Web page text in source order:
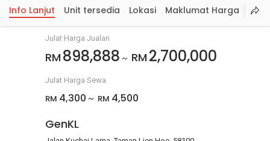
Info Lanjut Unit tersedia Lokasi Maklumat Harga
Julat Harga Jualan
RM 898,888 ~ RM 2,700,000
Julat Harga Sewa
RM 4,300 ~ RM 4,500
GenKL